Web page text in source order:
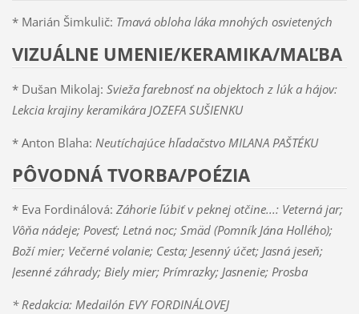
* Marián Šimkulič: Tmavá obloha láka mnohých osvietených
VIZUÁLNE UMENIE/KERAMIKA/MAĽBA
* Dušan Mikolaj: Svieža farebnosť na objektoch z lúk a hájov:
Lekcia krajiny keramikára JOZEFA SUŠIENKU
* Anton Blaha: Neutíchajúce hľadačstvo MILANA PAŠTÉKU
PÔVODNÁ TVORBA/POÉZIA
* Eva Fordinálová: Záhorie ľúbiť v peknej otčine...: Veterná jar;
Vôňa nádeje; Povesť; Letná noc; Smäd (Pomník Jána Hollého);
Boží mier; Večerné volanie; Cesta; Jesenný účet; Jasná jeseň;
Jesenné záhrady; Biely mier; Prímrazky; Jasnenie; Prosba
* Redakcia: Medailón EVY FORDINÁLOVEJ